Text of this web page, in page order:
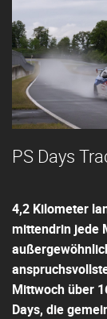
PS Days
4,2 Kilometer
mittendrin jede
Mittwoch über
Days, die